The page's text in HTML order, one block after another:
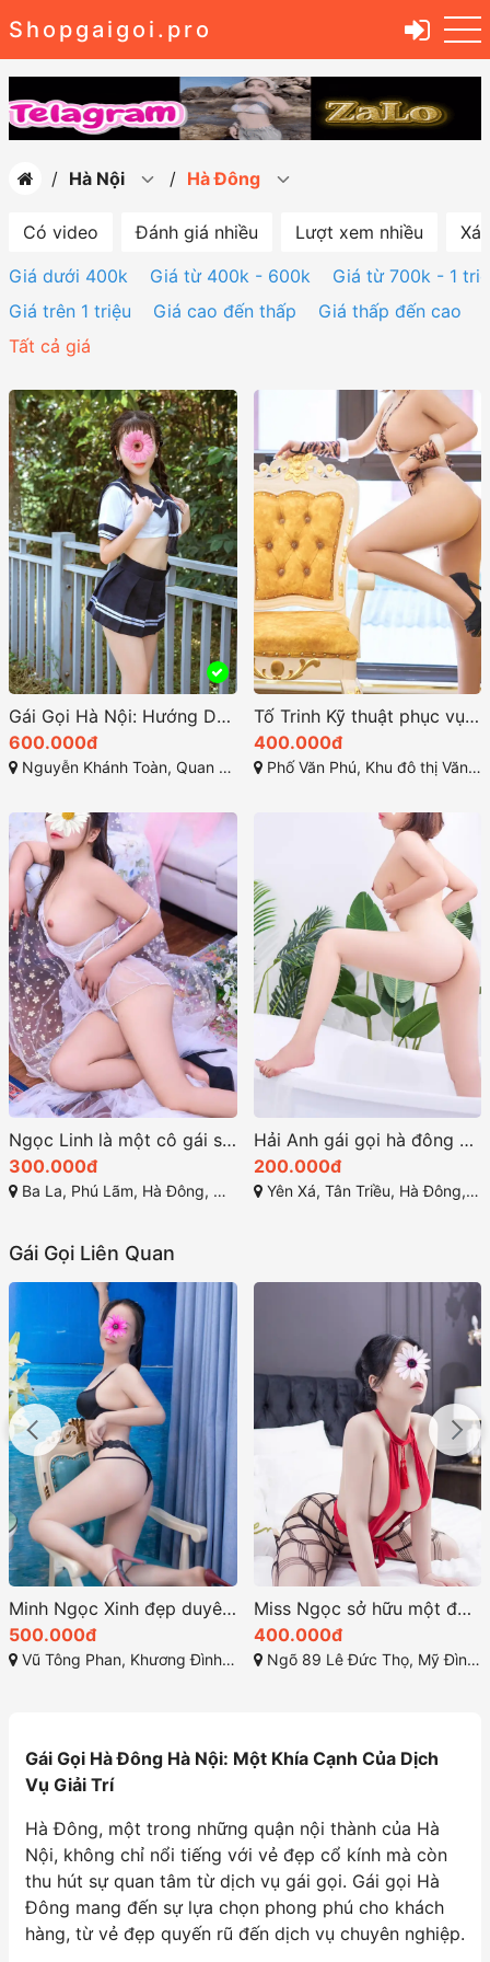
Shopgaigoi.pro
Hà Nội Hà Đông
Có video Đánh giá nhiều Lượt xem nhiều
Giá dưới 400k
Giá từ 400k - 600k
Giá từ 700k - 1
Giá trên 1 triệu
Giá cao đến thấp
Giá thấp đến cao
Tất cả giá
Gái Gọi Hà Nội: Hướng Dẫn Để Tìm Kiếm Dịch Vụ Gải Trí Tại Thủ Đô
600.000đ
Nguyễn Khánh Toàn, Quan Hoa, Cầu Giấy, TP Hà Nội
Tố Trinh Kỹ thuật phục vụ rất điêu luyện
400.000đ
Phố Văn Phú, Khu đô thị Văn Phú, Quang Trung, Hà Đông, Hà Nội
Ngọc Linh là một cô gái sở hữu vẻ đẹp cuốn hút khó cưỡng
300.000đ
Ba La, Phú Lãm, Hà Đông, Hà Nội
Hải Anh gái gọi hà đông dâm đãng
200.000đ
Yên Xá, Tân Triều, Hà Đông, Hà Nội
Gái Gọi Liên Quan
Minh Ngọc Xinh đẹp duyên dáng vui vẻ nhiệt tình
500.000đ
Vũ Tông Phan, Khương Đình, Thanh Xuân, Hà Nội
Miss Ngọc sở hữu một đường nét quyến rũ
400.000đ
Ngõ 89 Lê Đức Thọ, Mỹ Đình 2, Từ Liêm, Hà Nội
Gái Gọi Hà Đông Hà Nội: Một Khía Cạnh Của Dịch
Vụ Giải Trí
Hà Đông, một trong những quận nội thành của Hà
Nội, không chỉ nổi tiếng với vẻ đẹp cổ kính mà còn
thu hút sự quan tâm từ dịch vụ gái gọi. Gái gọi Hà
Đông mang đến sự lựa chọn phong phú cho khách
hàng, từ vẻ đẹp quyến rũ đến dịch vụ chuyên nghiệp.